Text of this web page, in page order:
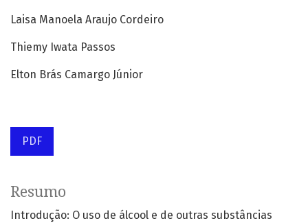
Laisa Manoela Araujo Cordeiro
Thiemy Iwata Passos
Elton Brás Camargo Júnior
PDF
Resumo
Introdução: O uso de álcool e de outras substâncias